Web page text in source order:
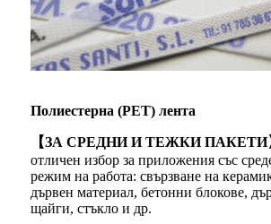
Полиестерна (PET) лента
【ЗА СРЕДНИ И ТЕЖКИ ПАКЕТИ
отличен избор за приложения със
режим на работа: свързване на
дървен материал, бетонни блокове,
щайги, стъкло и др.